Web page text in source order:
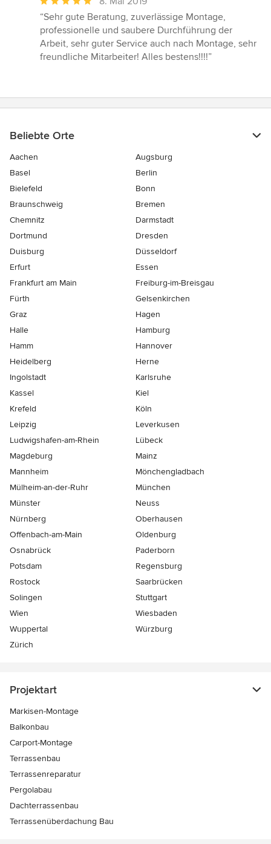
Bewertung:
5
von
5
“Sehr gute Beratung, zuverlässige Montage,
professionelle und saubere Durchführung der
Arbeit, sehr guter Service auch nach Montage, sehr
freundliche Mitarbeiter! Alles bestens!!!!”
Beliebte Orte
Aachen
Augsburg
Basel
Berlin
Bielefeld
Bonn
Braunschweig
Bremen
Chemnitz
Darmstadt
Dortmund
Dresden
Duisburg
Düsseldorf
Erfurt
Essen
Frankfurt am Main
Freiburg-im-Breisgau
Fürth
Gelsenkirchen
Graz
Hagen
Halle
Hamburg
Hamm
Hannover
Heidelberg
Herne
Ingolstadt
Karlsruhe
Kassel
Kiel
Krefeld
Köln
Leipzig
Leverkusen
Ludwigshafen-am-Rhein
Lübeck
Magdeburg
Mainz
Mannheim
Mönchen­gladbach
Mülheim-an-der-Ruhr
München
Münster
Neuss
Nürnberg
Oberhausen
Offenbach-am-Main
Oldenburg
Osnabrück
Paderborn
Potsdam
Regensburg
Rostock
Saarbrücken
Solingen
Stuttgart
Wien
Wiesbaden
Wuppertal
Würzburg
Zürich
Projektart
Markisen-Montage
Balkonbau
Carport-Montage
Terrassenbau
Terrassenreparatur
Pergolabau
Dachterrassenbau
Terrassenüberdachung Bau